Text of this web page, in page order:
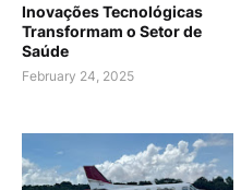
Inovações Tecnológicas
Transformam o Setor de
Saúde
February 24, 2025